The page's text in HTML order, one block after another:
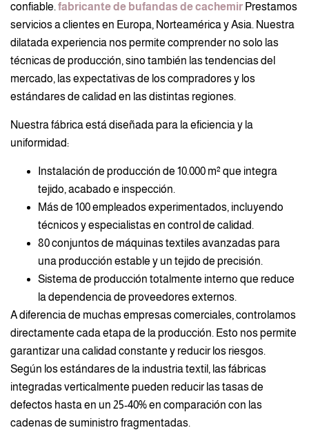
confiable. fabricante de bufandas de cachemir Prestamos
servicios a clientes en Europa, Norteamérica y Asia. Nuestra
dilatada experiencia nos permite comprender no solo las
técnicas de producción, sino también las tendencias del
mercado, las expectativas de los compradores y los
estándares de calidad en las distintas regiones.
Nuestra fábrica está diseñada para la eficiencia y la
uniformidad:
Instalación de producción de 10.000 m² que integra
tejido, acabado e inspección.
Más de 100 empleados experimentados, incluyendo
técnicos y especialistas en control de calidad.
80 conjuntos de máquinas textiles avanzadas para
una producción estable y un tejido de precisión.
Sistema de producción totalmente interno que reduce
la dependencia de proveedores externos.
A diferencia de muchas empresas comerciales, controlamos
directamente cada etapa de la producción. Esto nos permite
garantizar una calidad constante y reducir los riesgos.
Según los estándares de la industria textil, las fábricas
integradas verticalmente pueden reducir las tasas de
defectos hasta en un 25-40% en comparación con las
cadenas de suministro fragmentadas.